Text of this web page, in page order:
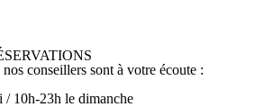
conseillers sont à votre écoute :
/ 10h-23h le dimanche